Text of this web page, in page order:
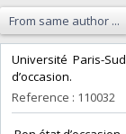
From same author ...
‎Université Paris-
d’occasion.‎
Reference : 110032